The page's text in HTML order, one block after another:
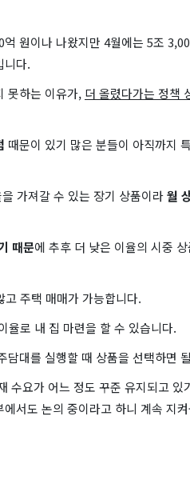
원이나 나왔지만 4월에는 5조
니다.
못하는 이유가, 더 올렸다가는 정책
때문이 있기 많은 분들이 아직까지
가져갈 수 있는 장기 상품이라월
때문에 추후 더 낮은 이율의 시중
주택 매매가 가능합니다.
율로 내 집 마련을 할 수 있습니다.
대를 실행할 때 상품을 선택하면
수요가 어느 정도 꾸준 유지되고 있
서도 논의 중이라고 하니 계속 지